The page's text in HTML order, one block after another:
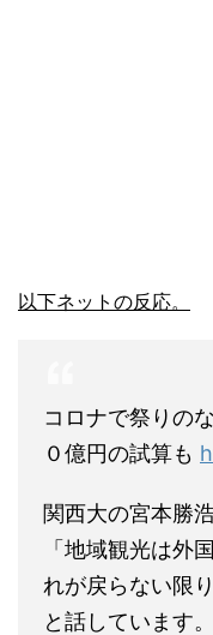
以下ネットの反応。
コロナで祭りの
０億円の試算も
関西大の宮本勝
「地域観光は外
れが戻らない限
と話しています。